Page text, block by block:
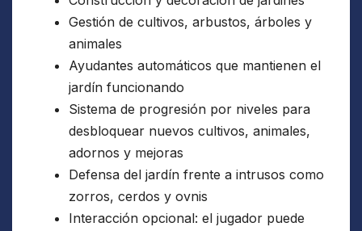
Gestión de cultivos, arbustos, árboles y
animales
Ayudantes automáticos que mantienen el
jardín funcionando
Sistema de progresión por niveles para
desbloquear nuevos cultivos, animales,
adornos y mejoras
Defensa del jardín frente a intrusos como
zorros, cerdos y ovnis
Interacción opcional: el jugador puede